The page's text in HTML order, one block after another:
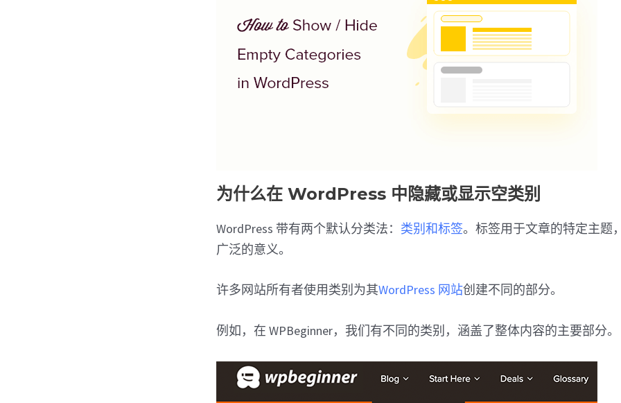
为什么在 WordPress 中隐藏或显示空类别
WordPress 带有两个默认分类法： 类别和标签。标签用于文章的特定主题
广泛的意义。
许多网站所有者使用类别为其WordPress 网站创建不同的部分。
例如，在 WPBeginner，我们有不同的类别，涵盖了整体内容的主要部分。